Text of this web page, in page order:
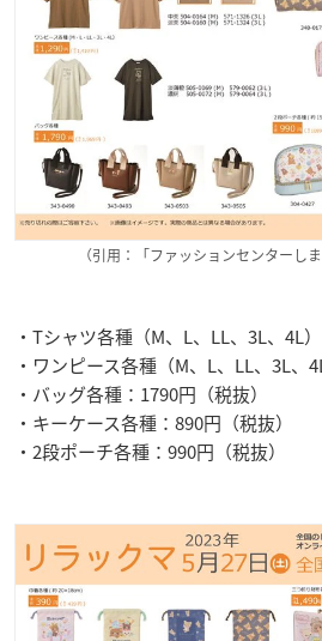
（引用：「ファッションセンターしま
・Tシャツ各種（M、L、LL、3L、4L
・ワンピース各種（M、L、LL、3L、
・バッグ各種：1790円（税抜）
・キーケース各種：890円（税抜）
・2段ポーチ各種：990円（税抜）